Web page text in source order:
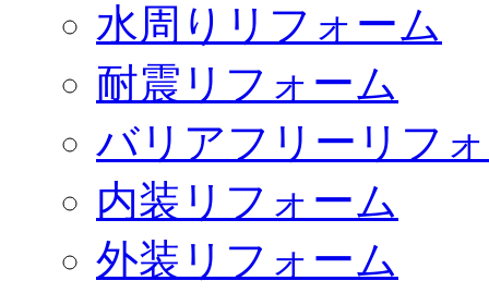
水周りリフォーム
耐震リフォーム
バリアフリーリフ
内装リフォーム
外装リフォーム